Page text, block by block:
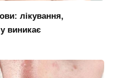
лікування,
виникає